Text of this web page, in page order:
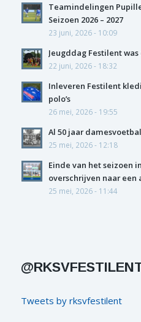
Teamindelingen
Seizoen 2026 – 2027
23 juni, 2026 - 10:09
Jeugddag Festilent was
22 juni, 2026 - 18:32
Inleveren Festilent
polo’s
26 mei, 2026 - 19:55
Al 50 jaar
25 mei, 2026 - 12:18
Einde van het seizoen
overschrijven naar een
25 mei, 2026 - 11:44
Tweets by rksvfestilent